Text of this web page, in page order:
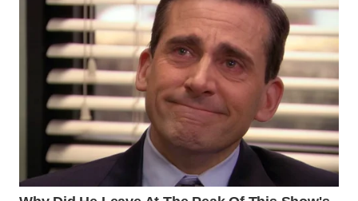
WAHANA
LISTRIK
WAHANA
TRAVEL
WAHANA
TV